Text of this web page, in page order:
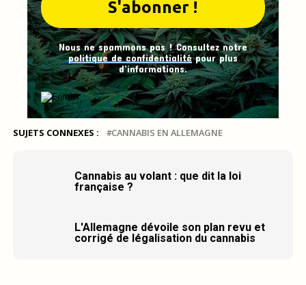
Nous ne spammons pas ! Consultez notre
politique de confidentialitépour plus
d’informations.
SUJETS CONNEXES : CANNABIS EN ALLEMAGNE
Cannabis au volant : que dit la loi
française ?
L'Allemagne dévoile son plan revu et
corrigé de légalisation du cannabis